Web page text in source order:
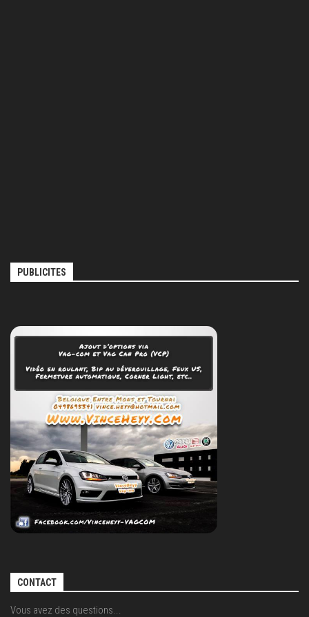
PUBLICITES
CONTACT
Vous avez des questions...